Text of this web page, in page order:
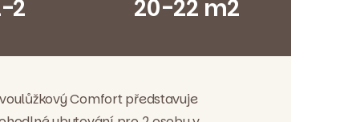
2 20-22 m2
Comfort představuje